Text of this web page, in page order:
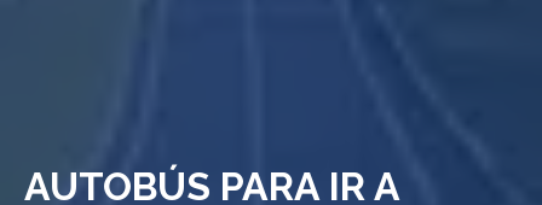
AUTOBÚS PARA IR A